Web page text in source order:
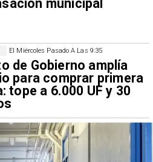
municipal
El Miércoles Pasado A Las 9:35
de Gobierno amplía
para comprar primera
tope a 6.000 UF y 30